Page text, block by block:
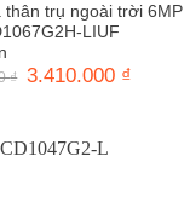
thân trụ ngoài trời 6MP
LIUF
₫
Giá
3.410.000 ₫